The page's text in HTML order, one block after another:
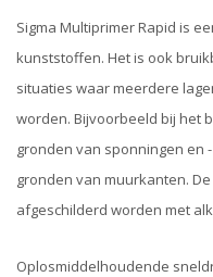
Sigma Multiprimer Rapid is
kunststoffen. Het is ook
situaties waar meerdere
worden. Bijvoorbeeld bij het
gronden van sponningen en
gronden van muurkanten.
afgeschilderd worden met
Oplosmiddelhoudende